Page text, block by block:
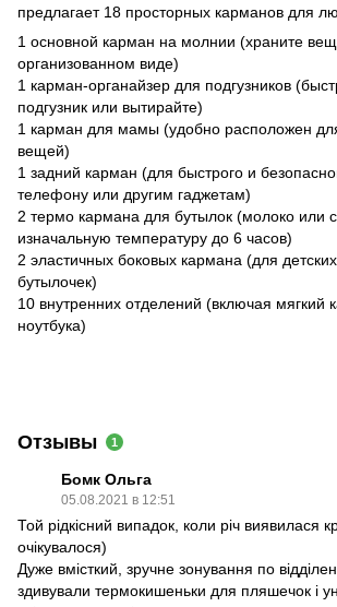
предлагает 18 просторных карманов для
1 основной карман на молнии (храните
организованном виде)
1 карман-органайзер для подгузников
подгузник или вытирайте)
1 карман для мамы (удобно расположен
вещей)
1 задний карман (для быстрого и
телефону или другим гаджетам)
2 термо кармана для бутылок (молоко или
изначальную температуру до 6 часов)
2 эластичных боковых кармана (для
бутылочек)
10 внутренних отделений (включая мягкий
ноутбука)
Отзывы 1
Бомк Ольга
05.08.2021 в 12:51
Той рідкісний випадок, коли річ виявилася
очікувалося)
Дуже вмісткий, зручне зонування по
здивували термокишеньки для пляшечок і